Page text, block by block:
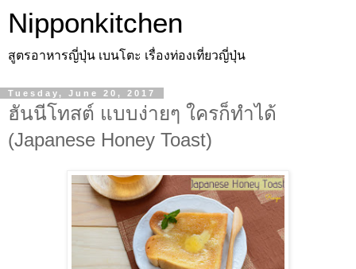
Nipponkitchen
สูตรอาหารญี่ปุ่น เบนโตะ เรื่องท่องเที่ยวญี่ปุ่น
Tuesday, June 20, 2017
ฮันนีโทสต์ แบบง่ายๆ ใครก็ทำได้
(Japanese Honey Toast)